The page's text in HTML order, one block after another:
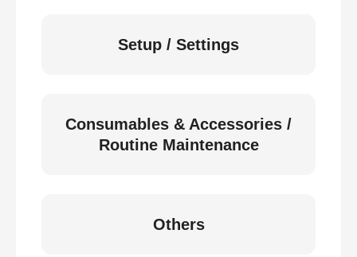
Setup / Settings
Consumables & Accessories /
Routine Maintenance
Others